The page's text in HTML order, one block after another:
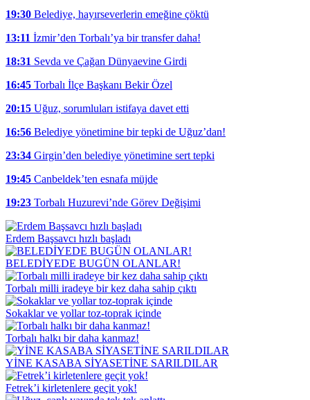
19:30 Belediye, hayırseverlerin emeğine çöktü
13:11 İzmir’den Torbalı’ya bir transfer daha!
18:31 Sevda ve Çağan Dünyaevine Girdi
16:45 Torbalı İlçe Başkanı Bekir Özel
20:15 Uğuz, sorumluları istifaya davet etti
16:56 Belediye yönetimine bir tepki de Uğuz’dan!
23:34 Girgin’den belediye yönetimine sert tepki
19:45 Canbeldek’ten esnafa müjde
19:23 Torbalı Huzurevi’nde Görev Değişimi
Erdem Başsavcı hızlı başladı
BELEDİYEDE BUGÜN OLANLAR!
Torbalı milli iradeye bir kez daha sahip çıktı
Sokaklar ve yollar toz-toprak içinde
Torbalı halkı bir daha kanmaz!
YİNE KASABA SİYASETİNE SARILDILAR
Fetrek’i kirletenlere geçit yok!